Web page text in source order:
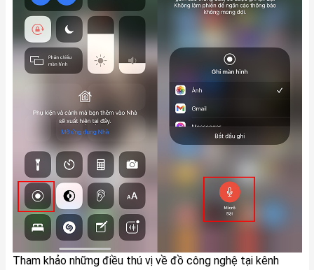
Tham khảo những điều thú vị về đồ công nghệ tại kênh